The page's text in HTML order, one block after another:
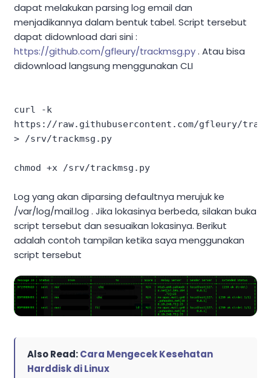
dapat melakukan parsing log email dan
menjadikannya dalam bentuk tabel. Script tersebut
dapat didownload dari sini :
https://github.com/gfleury/trackmsg.py. Atau bisa
didownload langsung menggunakan CLI
curl -k
https://raw.githubusercontent.com/gfleury/
> /srv/trackmsg.py
chmod +x /srv/trackmsg.py
Log yang akan diparsing defaultnya merujuk ke
/var/log/mail.log . Jika lokasinya berbeda, silakan buka
script tersebut dan sesuaikan lokasinya. Berikut
adalah contoh tampilan ketika saya menggunakan
script tersebut
Also Read:Cara Mengecek Kesehatan
Harddisk di Linux